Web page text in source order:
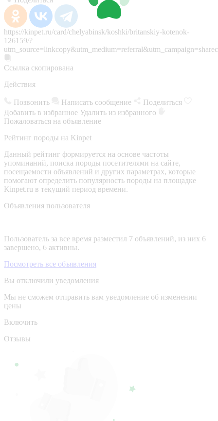
https://kinpet.ru/card/chelyabinsk/koshki/britanskiy-kotenok-
126159/?
Ссылка скопирована
Действия
Позвонить Написать сообщение
Поделиться
Добавить в избранное Удалить из избранного
Пожаловаться на объявление
Рейтинг породы на Kinpet
Данный рейтинг формируется на основе частоты
упоминаний, поиска породы посетителями на сайте,
посещаемости объявлений и других параметрах, которые
помогают определить популярность породы на площадке
Kinpet.ru в текущий период времени.
Объявления пользователя
Пользователь за все время разместил 7 объявлений, из них 6
завершено, 6 активны.
Посмотреть все объявления
Вы отключили уведомления
Мы не сможем отправить вам уведомление об изменении
цены
Включить
Отзывы